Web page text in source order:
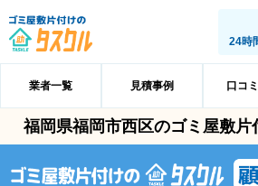
24時
業者一覧 見積事例 口コ
福岡県福岡市西区のゴミ屋敷片